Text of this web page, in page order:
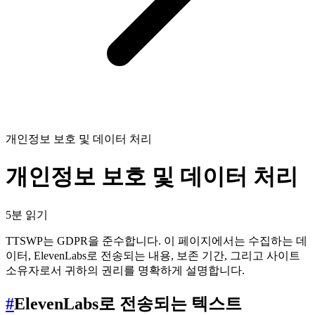
개인정보 보호 및 데이터 처리
개인정보 보호 및 데이터 처리
5분 읽기
TTSWP는 GDPR을 준수합니다. 이 페이지에서는 수집하는 데
이터, ElevenLabs로 전송되는 내용, 보존 기간, 그리고 사이트
소유자로서 귀하의 권리를 명확하게 설명합니다.
#ElevenLabs로 전송되는 텍스트